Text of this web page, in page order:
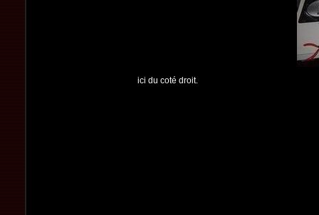
ici du coté droit.